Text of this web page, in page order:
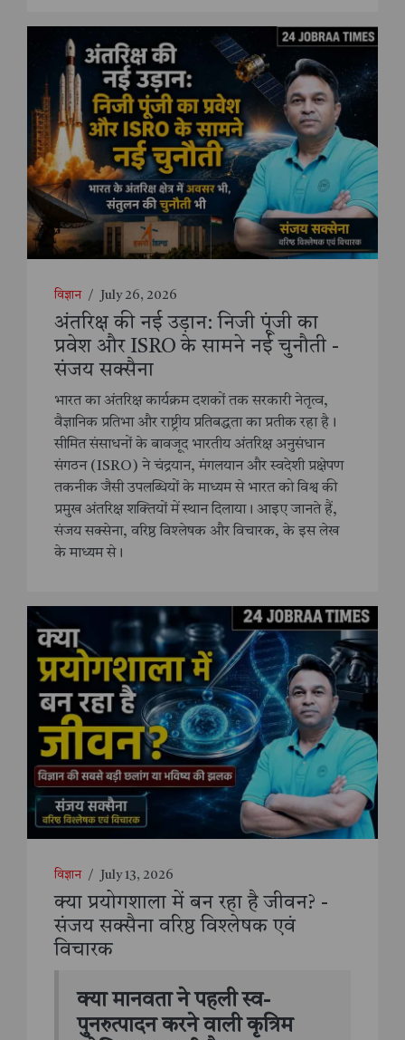
विज्ञान / July 26, 2026
अंतरिक्ष की नई उड़ान: निजी पूंजी का
प्रवेश और ISRO के सामने नई चुनौती -
संजय सक्सैना
भारत का अंतरिक्ष कार्यक्रम दशकों तक सरकारी नेतृत्व,
वैज्ञानिक प्रतिभा और राष्ट्रीय प्रतिबद्धता का प्रतीक रहा है।
सीमित संसाधनों के बावजूद भारतीय अंतरिक्ष अनुसंधान
संगठन (ISRO) ने चंद्रयान, मंगलयान और स्वदेशी प्रक्षेपण
तकनीक जैसी उपलब्धियों के माध्यम से भारत को विश्व की
प्रमुख अंतरिक्ष शक्तियों में स्थान दिलाया। आइए जानते हैं,
संजय सक्सेना, वरिष्ठ विश्लेषक और विचारक, के इस लेख
के माध्यम से।
विज्ञान / July 13, 2026
क्या प्रयोगशाला में बन रहा है जीवन? -
संजय सक्सैना वरिष्ठ विश्लेषक एवं
विचारक
क्या मानवता ने पहली स्व-
पुनरुत्पादन करने वाली कृत्रिम